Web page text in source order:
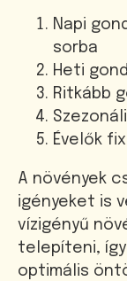
Napi
sorba
Heti
Ritkább
Évelők
A növények
igényeket is
vízigényű
telepíteni,
optimális